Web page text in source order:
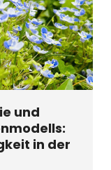
und
in der